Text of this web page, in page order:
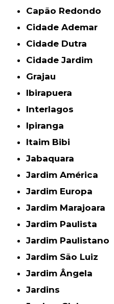
Capão Redondo
Cidade Ademar
Cidade Dutra
Cidade Jardim
Grajau
Ibirapuera
Interlagos
Ipiranga
Itaim Bibi
Jabaquara
Jardim América
Jardim Europa
Jardim Marajoara
Jardim Paulista
Jardim Paulistano
Jardim São Luiz
Jardim Ângela
Jardins